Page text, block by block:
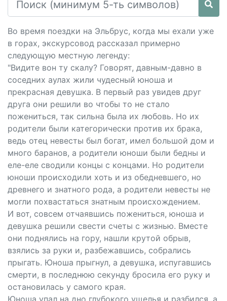
Во время поездки на Эльбрус, когда мы ехали уже
в горах, экскурсовод рассказал примерно
следующую местную легенду:
"Видите вон ту скалу? Говорят, давным-давно в
соседних аулах жили чудесный юноша и
прекрасная девушка. В первый раз увидев друг
друга они решили во чтобы то не стало
пожениться, так сильна была их любовь. Но их
родители были категорически против их брака,
ведь отец невесты был богат, имел большой дом и
много баранов, а родители юноши были бедны и
еле-еле сводили концы с концами. Но родители
юноши происходили хоть и из обедневшего, но
древнего и знатного рода, а родители невесты не
могли похвастаться знатным происхождением.
И вот, совсем отчаявшись пожениться, юноша и
девушка решили свести счеты с жизнью. Вместе
они поднялись на гору, нашли крутой обрыв,
взялись за руки и, разбежавшись, собрались
прыгать. Юноша прыгнул, а девушка, испугавшись
смерти, в последнюю секунду бросила его руку и
остановилась у самого края.
Юноша упал на дно глубокого ущелья и разбился, а